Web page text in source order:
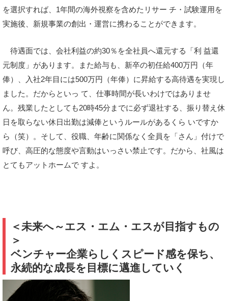
を選択すれば、1年間の海外視察を含めたリサー チ・試験運用を
実施後、新規事業の創出・運営に携わることができます。
待遇面では、会社利益の約30％を全社員へ還元する「利 益還
元制度」があります。また給与も、新卒の初任給400万円（年
俸）、入社2年目には500万円（年俸）に昇給する高待遇を実現し
ました。だからといっ て、仕事時間が長いわけではありませ
ん。残業したとしても20時45分までに必ず退社する、振り替え休
日を取らない休日出勤は減俸というルールがあるくら いですか
ら（笑）。そして、役職、年齢に関係なく全員を「さん」付けで
呼び、高圧的な態度や言動はいっさい禁止です。だから、社風は
とてもアットホームで すよ。
＜未来へ～エス・エム・エスが目指すもの
＞
ベンチャー企業らしくスピード感を保ち、
永続的な成長を目標に邁進していく